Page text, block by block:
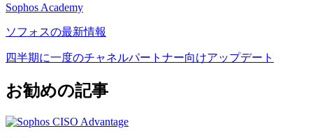
Sophos Academy
ソフォスの最新情報
四半期に一度のチャネルパートナー向けアップデート
お勧めの記事